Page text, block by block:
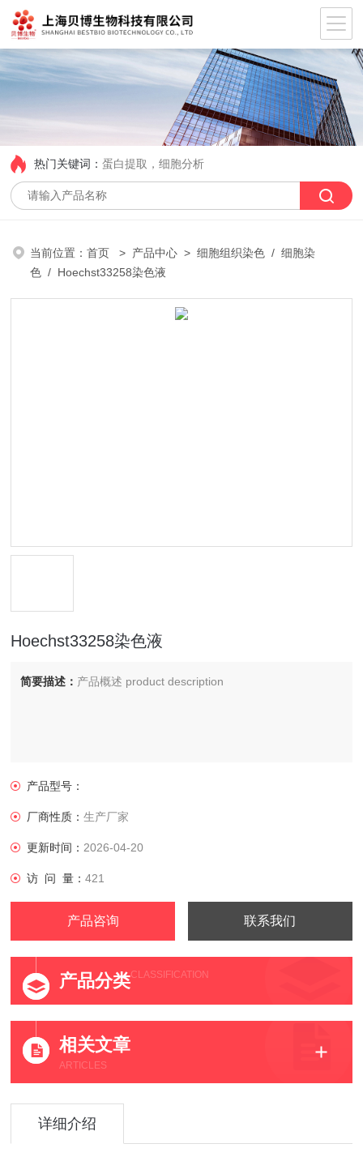
热门关键词：蛋白提取，细胞分析
当前位置：首页 > 产品中心 >细胞组织染色 /细胞染
色 / Hoechst33258染色液
Hoechst33258染色液
简要描述： 产品概述 product description
产品型号：
厂商性质：生产厂家
更新时间： 2026-04-20
访 问 量：421
产品咨询 联系我们
产品分类CLASSIFICATION
相关文章
ARTICLES
详细介绍